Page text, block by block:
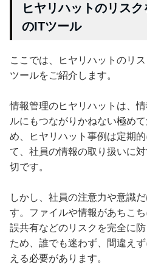
ヒヤリハットのリス
のITツール
ここでは、ヒヤリハットのリ
ツールをご紹介します。
情報管理のヒヤリハットは、
ルにもつながりかねない極め
め、ヒヤリハット事例は定期
て、社員の情報の取り扱いに
切です。
しかし、社員の注意力や意識
す。ファイルや情報があちこ
誤共有などのリスクを完全に
ため、誰でも迷わず、間違え
える必要があります。